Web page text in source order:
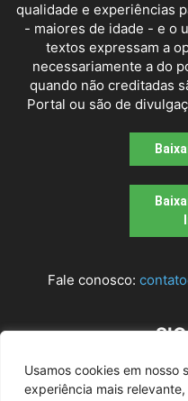
Usamos cookies em nosso
experiência mais
qualidade e experiências
- maiores de idade - e o
textos expressam a
necessariamente a do
quando não creditadas
Portal ou são de
Fale conosco: